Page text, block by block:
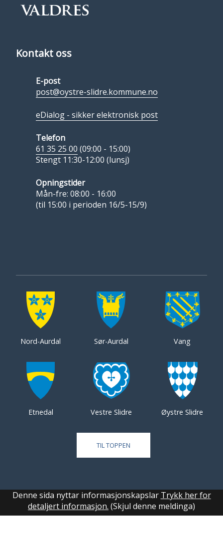
Kontakt oss
E-post
post@oystre-slidre.kommune.no
eDialog - sikker elektronisk post
Telefon
61 35 25 00 (09:00 - 15:00)
Stengt 11:30-12:00 (lunsj)
Opningstider
Mån-fre: 08:00 - 16:00
(til 15:00 i perioden 16/5-15/9)
Nord-Aurdal Sør-Aurdal Vang
Etnedal Vestre Slidre Øystre Slidre
TIL TOPPEN
Denne sida nyttar informasjonskapslar Trykk her for
detaljert informasjon. (Skjul denne meldinga)